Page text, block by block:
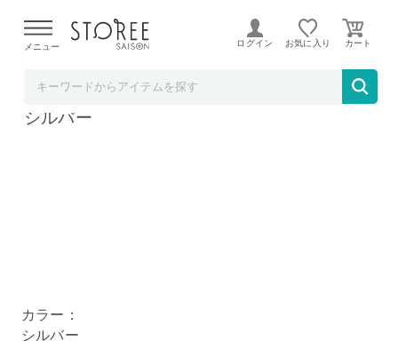
よる配送遅延が発生しております。
メニュー ログイン お気に入り
Apple iPad 11インチ Wi-Fiモデル 128GB -
シルバー
カラー：
シルバー